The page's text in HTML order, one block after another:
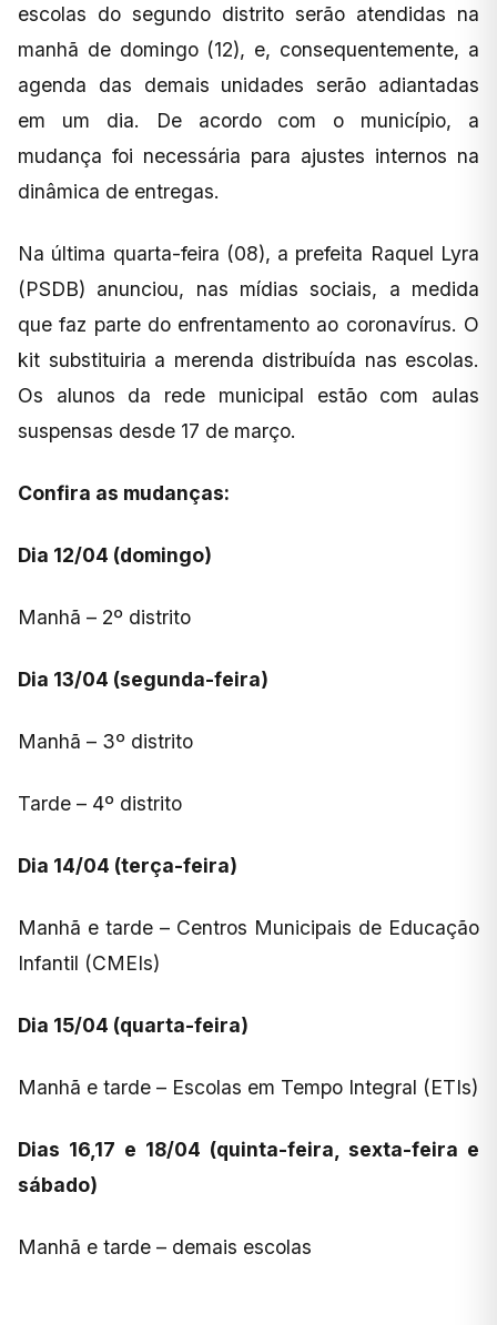
escolas do segundo distrito serão atendidas na
manhã de domingo (12), e, consequentemente, a
agenda das demais unidades serão adiantadas
em um dia. De acordo com o município, a
mudança foi necessária para ajustes internos na
dinâmica de entregas.
Na última quarta-feira (08), a prefeita Raquel Lyra
(PSDB) anunciou, nas mídias sociais, a medida
que faz parte do enfrentamento ao coronavírus. O
kit substituiria a merenda distribuída nas escolas.
Os alunos da rede municipal estão com aulas
suspensas desde 17 de março.
Confira as mudanças:
Dia 12/04 (domingo)
Manhã – 2º distrito
Dia 13/04 (segunda-feira)
Manhã – 3º distrito
Tarde – 4º distrito
Dia 14/04 (terça-feira)
Manhã e tarde – Centros Municipais de Educação
Infantil (CMEIs)
Dia 15/04 (quarta-feira)
Manhã e tarde – Escolas em Tempo Integral (ETIs)
Dias 16,17 e 18/04 (quinta-feira, sexta-feira e
sábado)
Manhã e tarde – demais escolas